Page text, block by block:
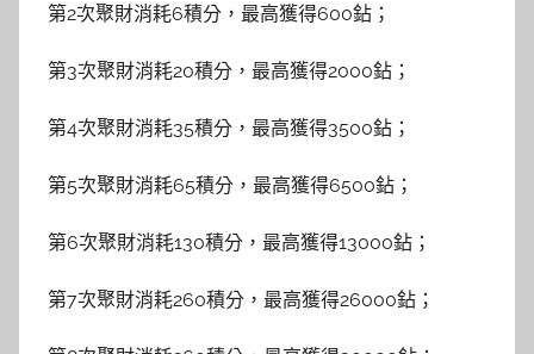
第2次聚財消耗6積分，最高獲得600鉆；
第3次聚財消耗20積分，最高獲得2000鉆；
第4次聚財消耗35積分，最高獲得3500鉆；
第5次聚財消耗65積分，最高獲得6500鉆；
第6次聚財消耗130積分，最高獲得13000鉆；
第7次聚財消耗260積分，最高獲得26000鉆；